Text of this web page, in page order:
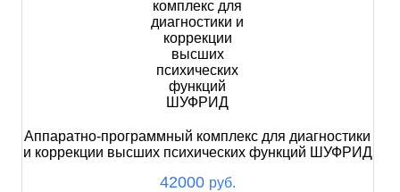
Аппаратно-программный комплекс для диагностики
и коррекции высших психических функций ШУФРИД
42000 руб.